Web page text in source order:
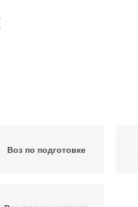
Воз по подготовке